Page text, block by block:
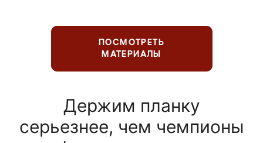
ПОСМОТРЕТЬ
МАТЕРИАЛЫ
Держим планку
серьезнее, чем чемпионы